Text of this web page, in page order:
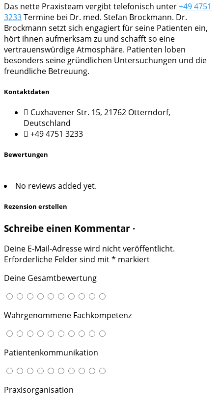
Das nette Praxisteam vergibt telefonisch unter+49 4751
3233Termine bei Dr. med. Stefan Brockmann. Dr.
Brockmann setzt sich engagiert für seine Patienten ein,
hört ihnen aufmerksam zu und schafft so eine
vertrauenswürdige Atmosphäre. Patienten loben
besonders seine gründlichen Untersuchungen und die
freundliche Betreuung.
Kontaktdaten
Cuxhavener Str. 15, 21762 Otterndorf,
Deutschland
+49 4751 3233
Bewertungen
No reviews added yet.
Rezension erstellen
Schreibe einen Kommentar ·
Deine E-Mail-Adresse wird nicht veröffentlicht.
Erforderliche Felder sind mit* markiert
Deine Gesamtbewertung
Wahrgenommene Fachkompetenz
Patientenkommunikation
Praxisorganisation